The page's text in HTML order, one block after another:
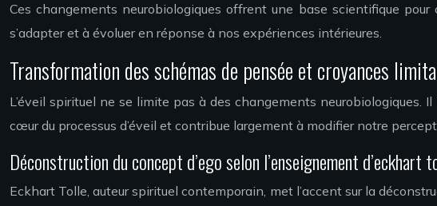
Ces changements neurobiologiques offrent une base scientifique
s’adapter et à évoluer en réponse à nos expériences intérieures.
Transformation des schémas de pensée et croyances
L’éveil spirituel ne se limite pas à des changements
cœur du processus d’éveil et contribue largement à modifier notre
Déconstruction du concept d’ego selon l’enseignement d’eckhart
Eckhart Tolle, auteur spirituel contemporain, met l’accent sur la